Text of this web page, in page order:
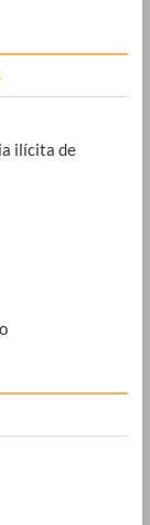
ilícita de